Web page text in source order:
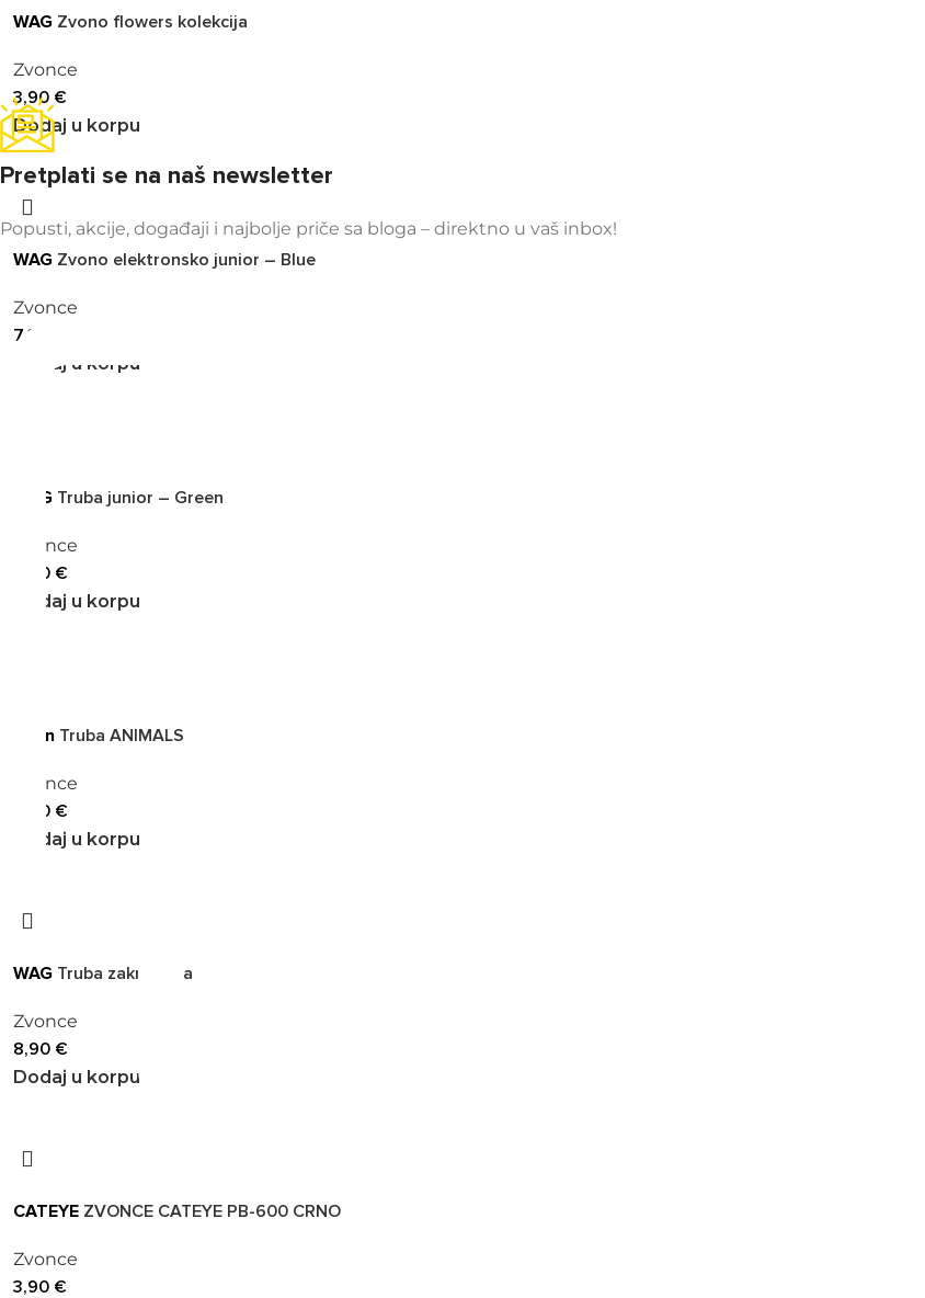
WAG Zvono flowers kolekcija
Zvonce
3,90 €
Dodaj u korpu
WAG Zvono elektronsko junior – Blue
Zvonce
7,90
Dodaj u korpu
WAG Truba junior – Green
Zvonce
4,90 €
Dodaj u korpu
Ebon Truba ANIMALS
Zvonce
9,90 €
Dodaj u korpu
WAG Truba zakrivljena
Zvonce
8,90 €
Dodaj u korpu
CATEYE ZVONCE CATEYE PB-600 CRNO
Zvonce
3,90 €
Pretplati se na naš newsletter
Popusti, akcije, događaji i najbolje priče sa bloga – direktno u vaš inbox!